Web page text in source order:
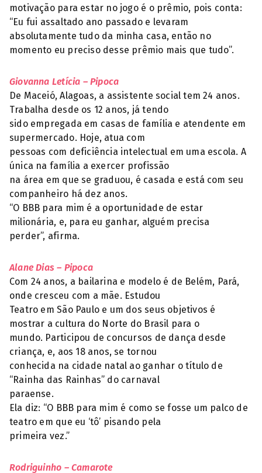
motivação para estar no jogo é o prêmio, pois conta:
“Eu fui assaltado ano passado e levaram
absolutamente tudo da minha casa, então no
momento eu preciso desse prêmio mais que tudo”.
Giovanna Letícia – Pipoca
De Maceió, Alagoas, a assistente social tem 24 anos.
Trabalha desde os 12 anos, já tendo
sido empregada em casas de família e atendente em
supermercado. Hoje, atua com
pessoas com deficiência intelectual em uma escola. A
única na família a exercer profissão
na área em que se graduou, é casada e está com seu
companheiro há dez anos.
“O BBB para mim é a oportunidade de estar
milionária, e, para eu ganhar, alguém precisa
perder”, afirma.
Alane Dias – Pipoca
Com 24 anos, a bailarina e modelo é de Belém, Pará,
onde cresceu com a mãe. Estudou
Teatro em São Paulo e um dos seus objetivos é
mostrar a cultura do Norte do Brasil para o
mundo. Participou de concursos de dança desde
criança, e, aos 18 anos, se tornou
conhecida na cidade natal ao ganhar o título de
“Rainha das Rainhas” do carnaval
paraense.
Ela diz: “O BBB para mim é como se fosse um palco de
teatro em que eu ‘tô’ pisando pela
primeira vez.”
Rodriguinho – Camarote